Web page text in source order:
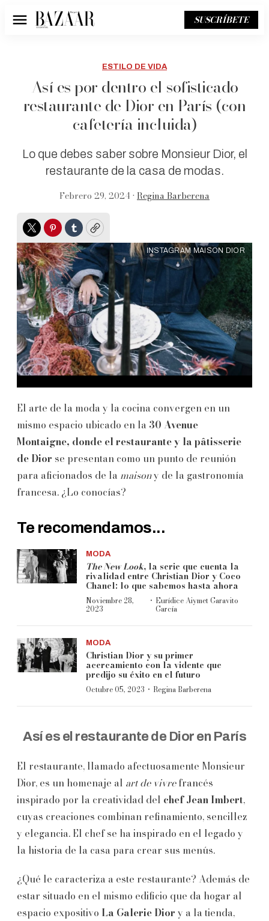
Menú SUSCRÍBETE
ESTILO DE VIDA
Así es por dentro el sofisticado
restaurante de Dior en París (con
cafetería incluida)
Lo que debes saber sobre Monsieur Dior, el
restaurante de la casa de modas.
Febrero 29, 2024 • Regina Barberena
TwitterPinterest
TumblrCopy
INSTAGRAM MAISON DIOR
El arte de la moda y la cocina convergen en un
mismo espacio ubicado en la 30 Avenue
Montaigne, donde el restaurante y la pâtisserie
de Dior se presentan como un punto de reunión
para aficionados de la maisony de la gastronomía
francesa. ¿Lo conocías?
Te recomendamos...
MODA
The New Look, la serie que cuenta la
rivalidad entre Christian Dior y Coco
Chanel: lo que sabemos hasta ahora
Noviembre 28,
2023 · Eurídice Aiymet Garavito
García
MODA
Christian Dior y su primer
acercamiento con la vidente que
predijo su éxito en el futuro
Octubre 05, 2023 · Regina Barberena
Así es el restaurante de Dior en París
El restaurante, llamado afectuosamente Monsieur
Dior, es un homenaje al art de vivrefrancés
inspirado por la creatividad del chef Jean Imbert,
cuyas creaciones combinan refinamiento, sencillez
y elegancia. El chef se ha inspirado en el legado y
la historia de la casa para crear sus menús.
¿Qué le caracteriza a este restaurante? Además de
estar situado en el mismo edificio que da hogar al
espacio expositivo La Galerie Dior y a la tienda,